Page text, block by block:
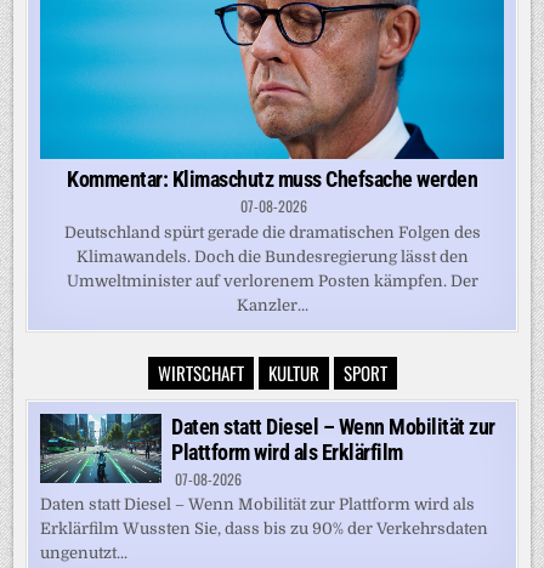
Kommentar: Klimaschutz muss Chefsache werden
07-08-2026
Deutschland spürt gerade die dramatischen Folgen des
Klimawandels. Doch die Bundesregierung lässt den
Umweltminister auf verlorenem Posten kämpfen. Der
Kanzler...
WIRTSCHAFT KULTUR SPORT
Daten statt Diesel – Wenn Mobilität zur
Plattform wird als Erklärfilm
07-08-2026
Daten statt Diesel – Wenn Mobilität zur Plattform wird als
Erklärfilm Wussten Sie, dass bis zu 90% der Verkehrsdaten
ungenutzt...